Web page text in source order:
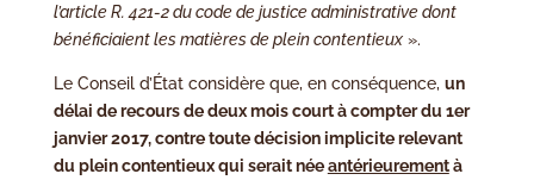
l’article R. 421-2 du code de justice administrative dont
bénéficiaient les matières de plein contentieux».
Le Conseil d’État considère que, en conséquence, un
délai de recours de deux mois court à compter du 1er
janvier 2017, contre toute décision implicite relevant
du plein contentieux qui serait néeantérieurementà